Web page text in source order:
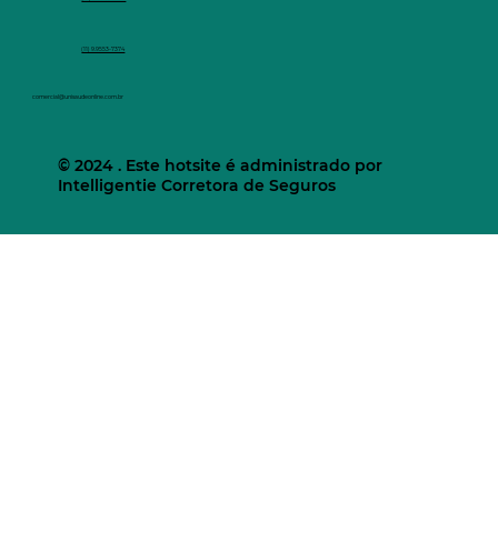
(11) 9.9553-7374
comercial@unisaudeonline.com.br
© 2024 . Este hotsite é administrado por
Intelligentie Corretora de Seguros